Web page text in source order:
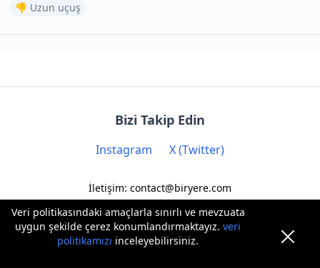
Veri politikasındaki amaçlarla sınırlı ve mevzuata
uygun şekilde çerez konumlandırmaktayız.veri
politikamızı inceleyebilirsiniz.
👎 Uzun uçuş
Bizi Takip Edin
Instagram X (Twitter)
İletişim: contact@biryere.com